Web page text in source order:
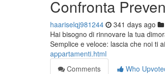
Confronta
haariselqj981244 341 days ago
Hai bisogno di rinnovare la tua
Semplice e veloce: lascia che noi ti
appartamenti.html
Comments
Who